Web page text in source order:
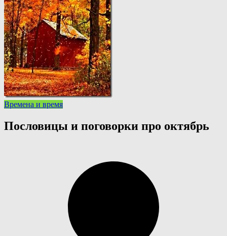
Времена и время
Пословицы и поговорки про октябрь